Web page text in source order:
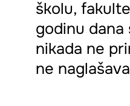
školu,
godinu dana
nikada ne
ne